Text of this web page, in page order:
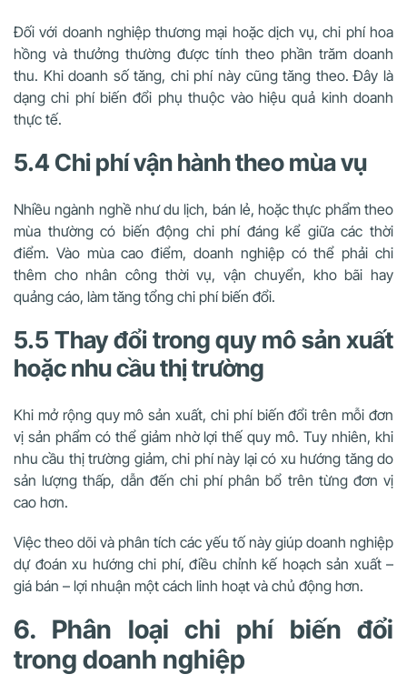
Đối với doanh nghiệp thương mại hoặc dịch vụ, chi phí hoa
hồng và thưởng thường được tính theo phần trăm doanh
thu. Khi doanh số tăng, chi phí này cũng tăng theo. Đây là
dạng chi phí biến đổi phụ thuộc vào hiệu quả kinh doanh
thực tế.
5.4 Chi phí vận hành theo mùa vụ
Nhiều ngành nghề như du lịch, bán lẻ, hoặc thực phẩm theo
mùa thường có biến động chi phí đáng kể giữa các thời
điểm. Vào mùa cao điểm, doanh nghiệp có thể phải chi
thêm cho nhân công thời vụ, vận chuyển, kho bãi hay
quảng cáo, làm tăng tổng chi phí biến đổi.
5.5 Thay đổi trong quy mô sản xuất
hoặc nhu cầu thị trường
Khi mở rộng quy mô sản xuất, chi phí biến đổi trên mỗi đơn
vị sản phẩm có thể giảm nhờ lợi thế quy mô. Tuy nhiên, khi
nhu cầu thị trường giảm, chi phí này lại có xu hướng tăng do
sản lượng thấp, dẫn đến chi phí phân bổ trên từng đơn vị
cao hơn.
Việc theo dõi và phân tích các yếu tố này giúp doanh nghiệp
dự đoán xu hướng chi phí, điều chỉnh kế hoạch sản xuất –
giá bán – lợi nhuận một cách linh hoạt và chủ động hơn.
6. Phân loại chi phí biến đổi
trong doanh nghiệp